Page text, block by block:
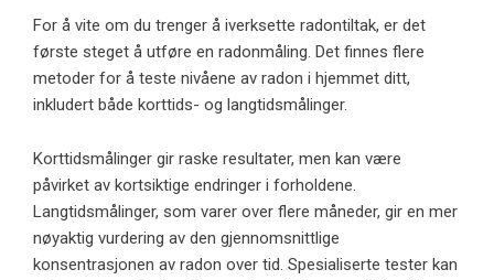
For å vite om du trenger å iverksette radontiltak, er det
første steget å utføre en radonmåling. Det finnes flere
metoder for å teste nivåene av radon i hjemmet ditt,
inkludert både korttids- og langtidsmålinger.
Korttidsmålinger gir raske resultater, men kan være
påvirket av kortsiktige endringer i forholdene.
Langtidsmålinger, som varer over flere måneder, gir en mer
nøyaktig vurdering av den gjennomsnittlige
konsentrasjonen av radon over tid. Spesialiserte tester kan